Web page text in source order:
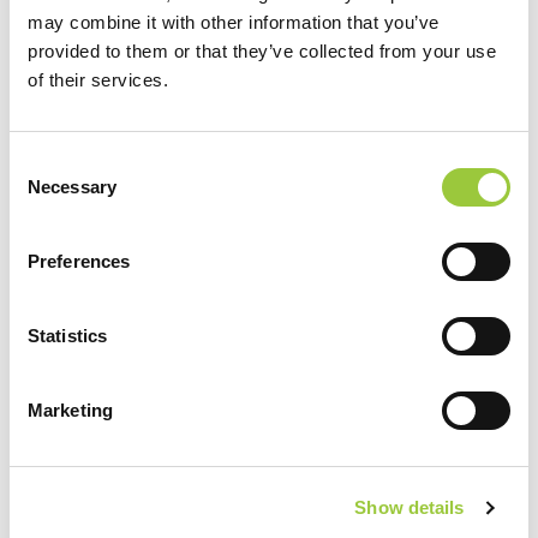
may combine it with other information that you’ve
provided to them or that they’ve collected from your use
of their services.
Selection
Necessary
Preferences
Statistics
Marketing
Show details
ugostiteljski objekti i ostalo) certifikatom Safe stay in
Croatia.
Voditelj zdravstvene kontrole na razini tvrtke brine o svim
Propisani standardi i procedure u slučaju COVID-19
pozitivne osobe
Redovito mjerenje temperature i ispunjavanje zdravstvenih
Dezinfekcijski punktovi propisno raspoređeni kroz cijeli
hotel/kamp/marinu
Osoblje obavezno nosi zaštitnu masku ili opremu u svim
Recepcijski pult zaštićen zaštitnom pregradom
Dodatna dezinfekcija svih kontaktnih površina i prostora